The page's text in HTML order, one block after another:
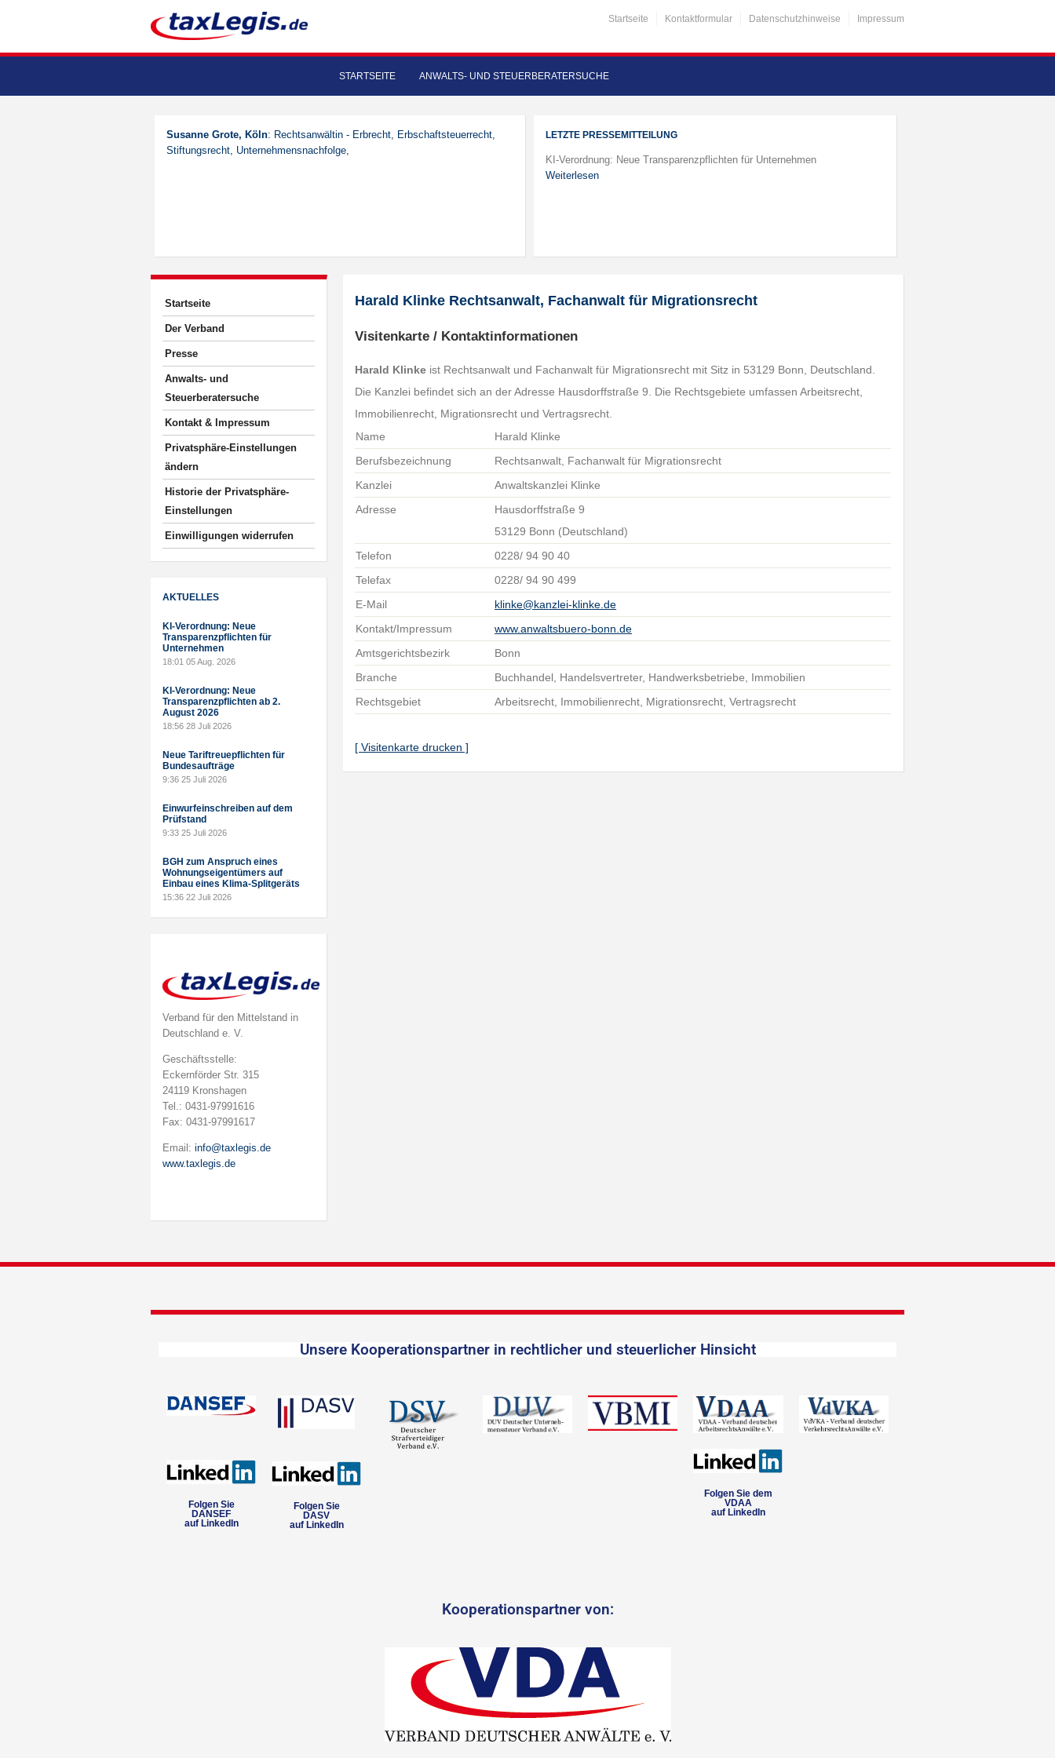
Startseite Kontaktformular Datenschutzhinweise Impressum
STARTSEITE ANWALTS- UND STEUERBERATERSUCHE
Susanne Grote, Köln: Rechtsanwältin - Erbrecht, Erbschaftsteuerrecht,
Stiftungsrecht, Unternehmensnachfolge,
LETZTE PRESSEMITTEILUNG
KI-Verordnung: Neue Transparenzpflichten für Unternehmen
Weiterlesen
Startseite
Der Verband
Presse
Anwalts- und
Steuerberatersuche
Kontakt & Impressum
Privatsphäre-Einstellungen
ändern
Historie der Privatsphäre-
Einstellungen
Einwilligungen widerrufen
AKTUELLES
KI-Verordnung: Neue
Transparenzpflichten für
Unternehmen
18:01 05 Aug. 2026
KI-Verordnung: Neue
Transparenzpflichten ab 2.
August 2026
18:56 28 Juli 2026
Neue Tariftreuepflichten für
Bundesaufträge
9:36 25 Juli 2026
Einwurfeinschreiben auf dem
Prüfstand
9:33 25 Juli 2026
BGH zum Anspruch eines
Wohnungseigentümers auf
Einbau eines Klima-Splitgeräts
15:36 22 Juli 2026
Verband für den Mittelstand in
Deutschland e. V.
Geschäftsstelle:
Eckernförder Str. 315
24119 Kronshagen
Tel.: 0431-97991616
Fax: 0431-97991617
Email: info@taxlegis.de
www.taxlegis.de
Harald Klinke Rechtsanwalt, Fachanwalt für Migrationsrecht
Visitenkarte / Kontaktinformationen
Harald Klinke ist Rechtsanwalt und Fachanwalt für Migrationsrecht mit Sitz in 53129 Bonn, Deutschland.
Die Kanzlei befindet sich an der Adresse Hausdorffstraße 9. Die Rechtsgebiete umfassen Arbeitsrecht,
Immobilienrecht, Migrationsrecht und Vertragsrecht.
Name
Harald Klinke
Berufsbezeichnung
Rechtsanwalt, Fachanwalt für Migrationsrecht
Kanzlei
Anwaltskanzlei Klinke
Adresse
Hausdorffstraße 9
53129 Bonn (Deutschland)
Telefon
0228/ 94 90 40
Telefax
0228/ 94 90 499
E-Mail
klinke@kanzlei-klinke.de
Kontakt/Impressum
www.anwaltsbuero-bonn.de
Amtsgerichtsbezirk
Bonn
Branche
Buchhandel, Handelsvertreter, Handwerksbetriebe, Immobilien
Rechtsgebiet
Arbeitsrecht, Immobilienrecht, Migrationsrecht, Vertragsrecht
[ Visitenkarte drucken ]
Unsere Kooperationspartner in rechtlicher und steuerlicher Hinsicht
Folgen Sie
DANSEF
auf LinkedIn
Folgen Sie
DASV
auf LinkedIn
Folgen Sie dem
VDAA
auf LinkedIn
Kooperationspartner von: